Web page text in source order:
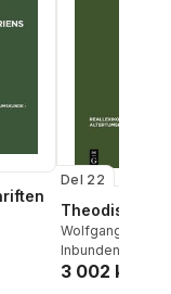
Del 22
Theodisca
Wolfgang
Heinrich Beck
Inbunden
3 002 kr